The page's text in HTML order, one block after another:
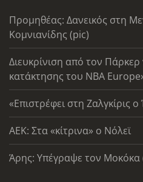
Προμηθέας: Δανεικός στη
Κομνιανίδης (pic)
Διευκρίνιση από τον Πάρκερ
κατάκτησης του ΝΒΑ
«Επιστρέφει στη Ζαλγκίρις
AEK: Στα «κίτρινα» ο Νόλεϊ
Άρης: Υπέγραψε τον Μοκόκα